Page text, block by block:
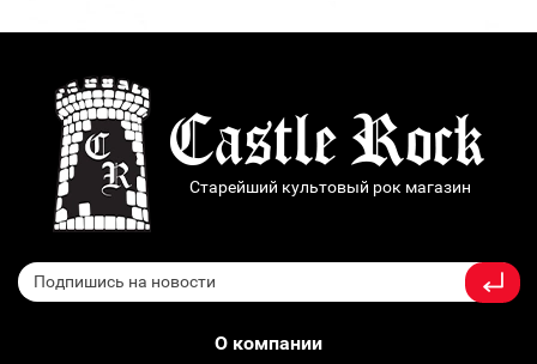
Старейший культовый рок магазин
О компании